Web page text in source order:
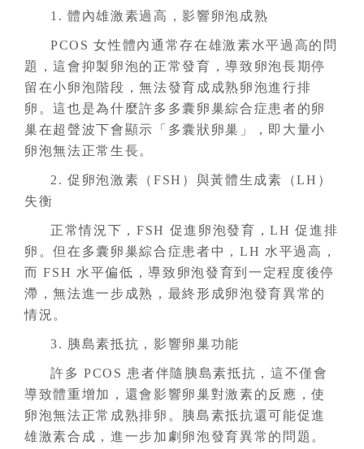
1. 體內雄激素過高，影響卵泡成熟
PCOS 女性體內通常存在雄激素水平過高的問
題，這會抑製卵泡的正常發育，導致卵泡長期停
留在小卵泡階段，無法發育成成熟卵泡進行排
卵。這也是為什麼許多 多囊卵巢綜合症患者的卵
巢在超聲波下會顯示「多囊狀卵巢」，即大量小
卵泡無法正常生長。
2. 促卵泡激素（FSH）與黃體生成素（LH）
失衡
正常情況下，FSH 促進卵泡發育，LH 促進排
卵。但在 多囊卵巢綜合症患者中，LH 水平過高，
而 FSH 水平偏低，導致卵泡發育到一定程度後停
滯，無法進一步成熟，最終形成卵泡發育異常的
情況。
3. 胰島素抵抗，影響卵巢功能
許多 PCOS 患者伴隨胰島素抵抗，這不僅會
導致體重增加，還會影響卵巢對激素的反應，使
卵泡無法正常成熟排卵。胰島素抵抗還可能促進
雄激素合成，進一步加劇卵泡發育異常的問題。